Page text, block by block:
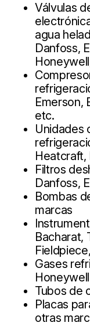
Válvulas
agua
Danfoss,
Emerson,
etc.
Unidades
Heatcraft,
Filtros
Danfoss,
Bombas
marcas
Bacharat,
Gases
Tubos de
Placas
otras